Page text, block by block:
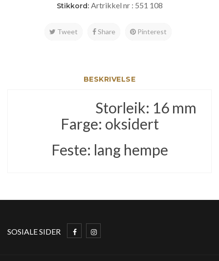
Stikkord: Artrikkel nr : 551 108
Tweet Share Pinterest
BESKRIVELSE
Storleik: 16 mm
Farge: oksidert
Feste: lang hempe
SOSIALE SIDER